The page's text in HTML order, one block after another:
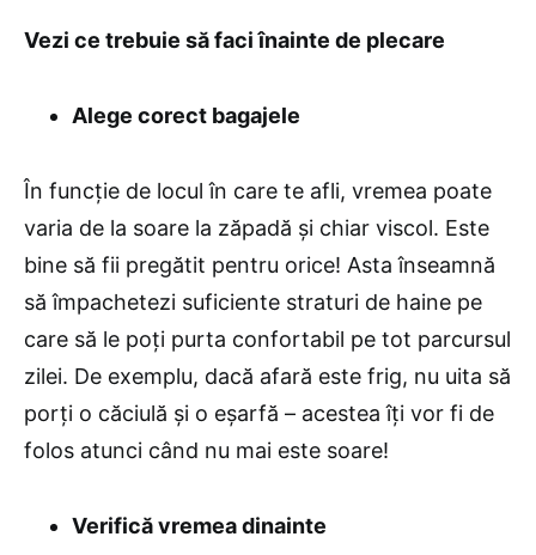
Vezi ce trebuie să faci înainte de plecare
Alege corect bagajele
În funcție de locul în care te afli, vremea poate
varia de la soare la zăpadă și chiar viscol. Este
bine să fii pregătit pentru orice! Asta înseamnă
să împachetezi suficiente straturi de haine pe
care să le poți purta confortabil pe tot parcursul
zilei. De exemplu, dacă afară este frig, nu uita să
porți o căciulă și o eșarfă – acestea îți vor fi de
folos atunci când nu mai este soare!
Verifică vremea dinainte